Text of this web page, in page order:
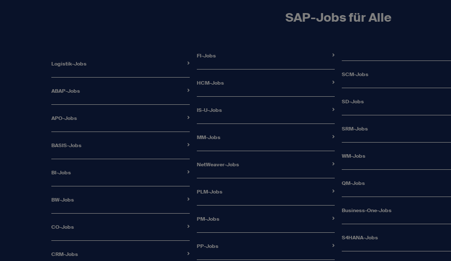
SAP-Jobs für Alle
Logistik-Jobs
ABAP-Jobs
APO-Jobs
BASIS-Jobs
BI-Jobs
BW-Jobs
CO-Jobs
CRM-Jobs
FI-Jobs
HCM-Jobs
IS-U-Jobs
MM-Jobs
NetWeaver-Jobs
PLM-Jobs
PM-Jobs
PP-Jobs
SCM-Jobs
SD-Jobs
SRM-Jobs
WM-Jobs
QM-Jobs
Business-One-Jobs
S4HANA-Jobs